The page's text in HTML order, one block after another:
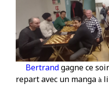
Bertrandgagne ce
repart avec un manga à